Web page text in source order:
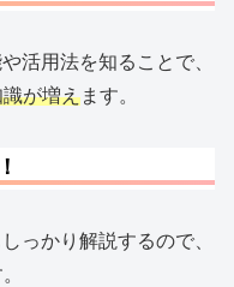
活用法を知ることで、
が増えます。
しっかり解説するので、